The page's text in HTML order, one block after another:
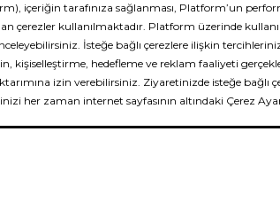
DeFactoFIT ©️ 2022-2026. Tüm hakları saklıdır.